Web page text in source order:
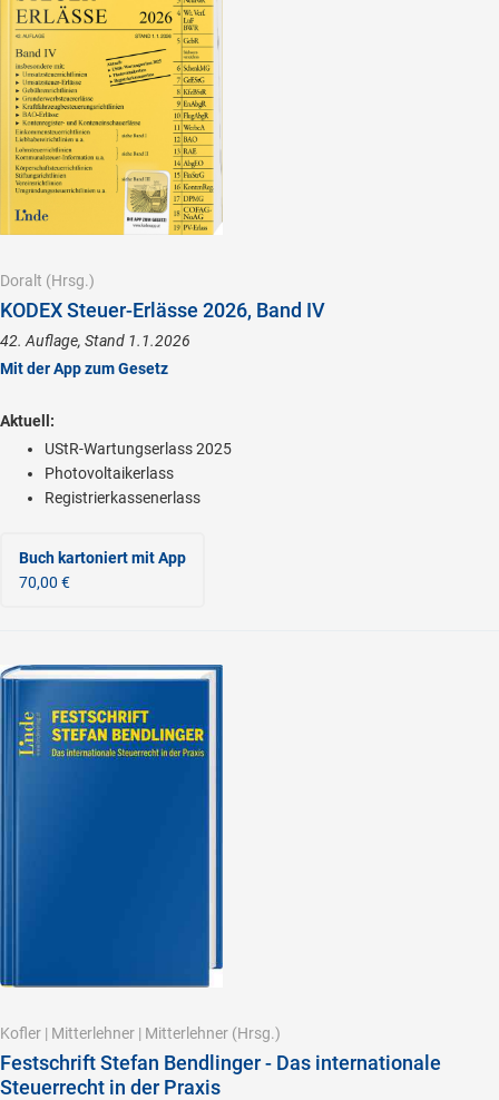
Doralt (Hrsg.)
KODEX Steuer-Erlässe 2026, Band IV
42. Auflage, Stand 1.1.2026
Mit der App zum Gesetz
Aktuell:
UStR-Wartungserlass 2025
Photovoltaikerlass
Registrierkassenerlass
Buch kartoniertmit App
70,00 €
Kofler | Mitterlehner | Mitterlehner (Hrsg.)
Festschrift Stefan Bendlinger - Das internationale
Steuerrecht in der Praxis